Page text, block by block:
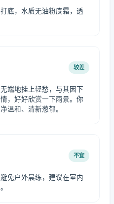
底，水质无油粉底霜，透
较差
端地挂上轻愁，与其因下
，好好欣赏一下雨景。你
温和、清新葱郁。
不宜
免户外晨练，建议在室内